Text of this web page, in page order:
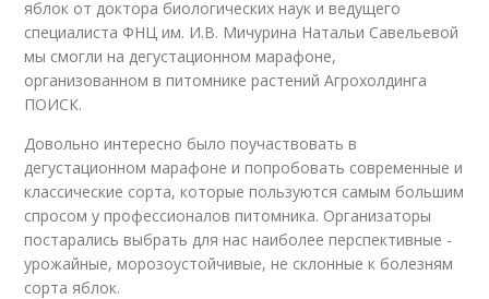
яблок от доктора биологических наук и ведущего
специалиста ФНЦ им. И.В. Мичурина Натальи Савельевой
мы смогли на дегустационном марафоне,
организованном в питомнике растений Агрохолдинга
ПОИСК.
Довольно интересно было поучаствовать в
дегустационном марафоне и попробовать современные и
классические сорта, которые пользуются самым большим
спросом у профессионалов питомника. Организаторы
постарались выбрать для нас наиболее перспективные -
урожайные, морозоустойчивые, не склонные к болезням
сорта яблок.